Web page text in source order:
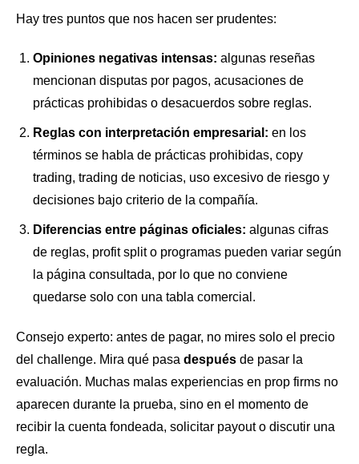
Hay tres puntos que nos hacen ser prudentes:
Opiniones negativas intensas: algunas reseñas
mencionan disputas por pagos, acusaciones de
prácticas prohibidas o desacuerdos sobre reglas.
Reglas con interpretación empresarial: en los
términos se habla de prácticas prohibidas, copy
trading, trading de noticias, uso excesivo de riesgo y
decisiones bajo criterio de la compañía.
Diferencias entre páginas oficiales: algunas cifras
de reglas, profit split o programas pueden variar según
la página consultada, por lo que no conviene
quedarse solo con una tabla comercial.
Consejo experto: antes de pagar, no mires solo el precio
del challenge. Mira qué pasa después de pasar la
evaluación. Muchas malas experiencias en prop firms no
aparecen durante la prueba, sino en el momento de
recibir la cuenta fondeada, solicitar payout o discutir una
regla.